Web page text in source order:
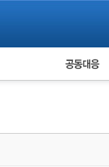
피해자 공동